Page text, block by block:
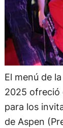
El menú de
2025 ofreció
para los
de Aspen